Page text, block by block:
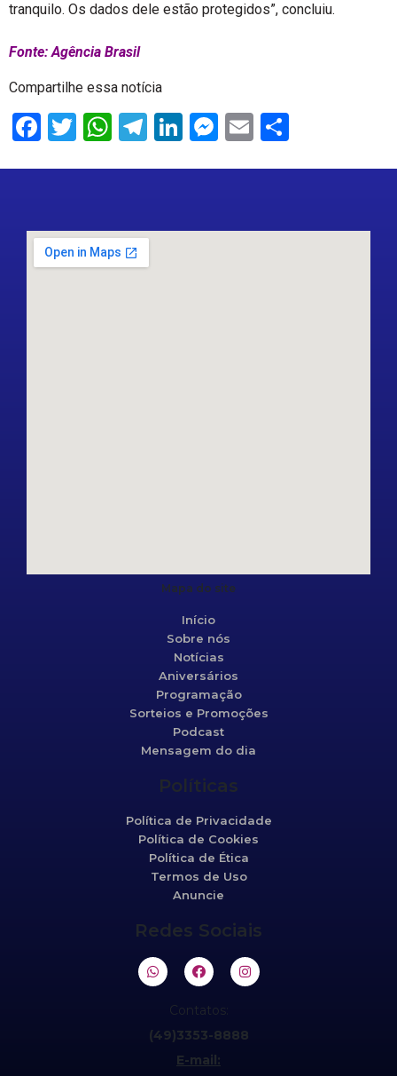
tranquilo. Os dados dele estão protegidos”, concluiu.
Fonte: Agência Brasil
Compartilhe essa notícia
Facebook
Twitter
WhatsApp
Telegram
LinkedIn
Messenger
Email
Mapa do site
Início
Sobre nós
Notícias
Aniversários
Programação
Sorteios e Promoções
Podcast
Mensagem do dia
Políticas
Política de Privacidade
Política de Cookies
Política de Ética
Termos de Uso
Anuncie
Redes Sociais
Contatos:
(49)3353-8888
E-mail: